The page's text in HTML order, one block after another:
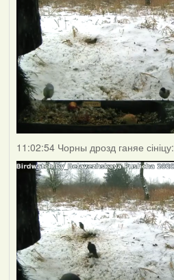
11:02:54 Чорны дрозд ганяе сініцу: